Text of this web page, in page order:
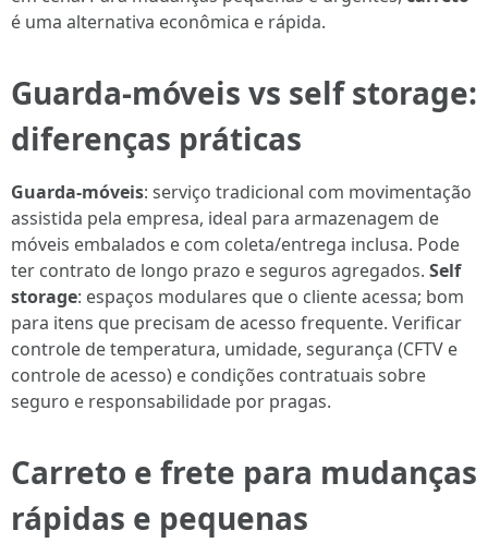
é uma alternativa econômica e rápida.
Guarda-móveis vs self storage:
diferenças práticas
Guarda-móveis: serviço tradicional com movimentação
assistida pela empresa, ideal para armazenagem de
móveis embalados e com coleta/entrega inclusa. Pode
ter contrato de longo prazo e seguros agregados. Self
storage: espaços modulares que o cliente acessa; bom
para itens que precisam de acesso frequente. Verificar
controle de temperatura, umidade, segurança (CFTV e
controle de acesso) e condições contratuais sobre
seguro e responsabilidade por pragas.
Carreto e frete para mudanças
rápidas e pequenas